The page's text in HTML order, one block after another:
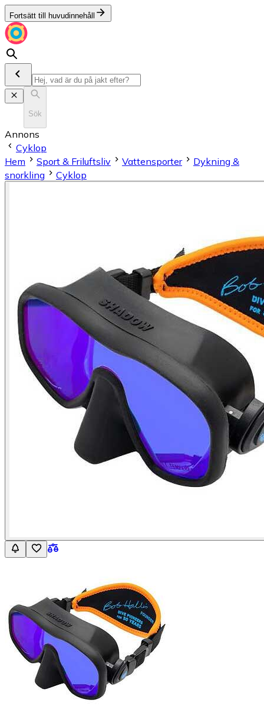
Fortsätt till huvudinnehåll
Sök
Annons
Cyklop
Hem
Sport & Friluftsliv Vattensporter
Dykning &
snorkling
Cyklop